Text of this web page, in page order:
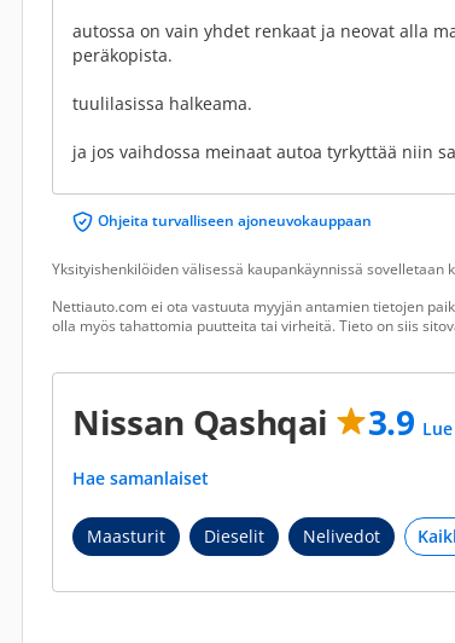
autossa on vain yhdet renkaat ja neovat alla
peräkopista.
tuulilasissa halkeama.
ja jos vaihdossa meinaat autoa tyrkyttää niin
Ohjeita turvalliseen ajoneuvokauppaan
Yksityishenkilöiden välisessä kaupankäynnissä sovelletaan
Nettiauto.com ei ota vastuuta myyjän antamien tietojen
olla myös tahattomia puutteita tai virheitä. Tieto on siis
Nissan Qashqai 3.9
Hae samanlaiset
Maasturit Dieselit Nelivedot